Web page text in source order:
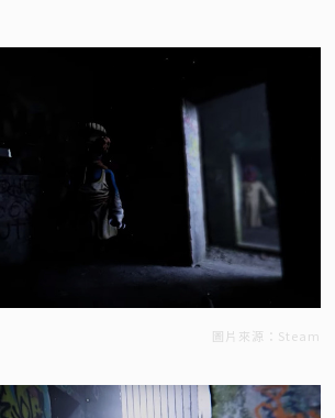
圖片來源：Steam